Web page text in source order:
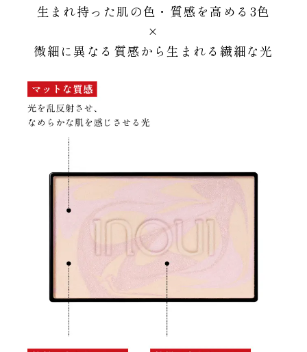
生まれ持った肌の色・質感を高める3色
×
微細に異なる質感から生まれる繊細な光